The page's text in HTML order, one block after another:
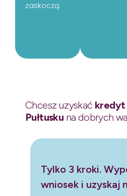
zaskoczą.
Chcesz uzyskać kredyt
Pułtusku na dobrych
Tylko 3 kroki.
wniosek i uzyskaj